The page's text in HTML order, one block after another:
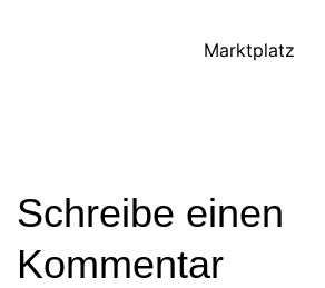
Marktplatz
Schreibe einen
Kommentar